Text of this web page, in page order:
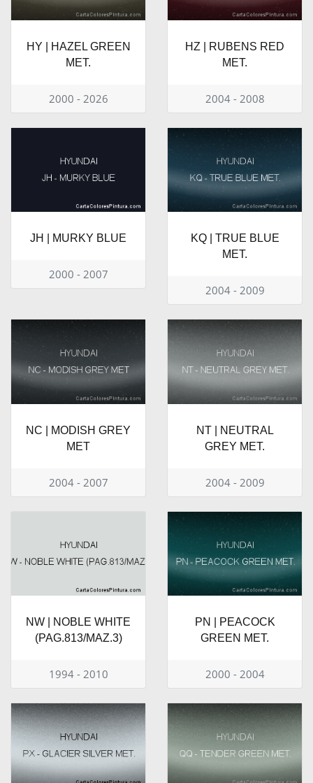
HY | HAZEL GREEN
MET.
2000 - 2026
HZ | RUBENS RED
MET.
2004 - 2008
JH | MURKY BLUE
2000 - 2007
KQ | TRUE BLUE
MET.
2004 - 2009
NC | MODISH GREY
MET
2004 - 2007
NT | NEUTRAL
GREY MET.
2004 - 2009
NW | NOBLE WHITE
(PAG.813/MAZ.3)
1994 - 2010
PN | PEACOCK
GREEN MET.
2000 - 2004